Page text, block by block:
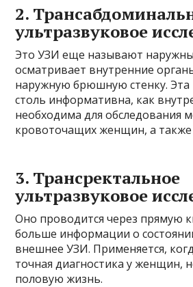
2.
ультразвуковое
Это УЗИ еще называют
осматривает внутренние
наружную брюшную стенку. Эта
столь информативна, как
необходима для обследования
кровоточащих женщин, а также
3. Трансректальное
ультразвуковое
Оно проводится через прямую
больше информации о
внешнее УЗИ. Применяется,
точная диагностика у женщин,
половую жизнь.